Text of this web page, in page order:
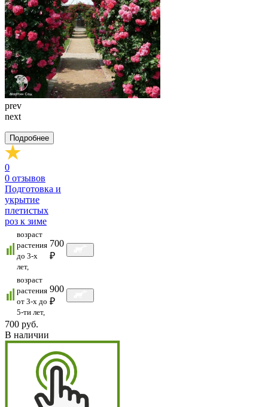
prev
next
Подробнее
0
0 отзывов
Подготовка и
укрытие
плетистых
роз к зиме
возраст
растения
до 3-х
лет,
700
₽
возраст
растения
от 3-х до
5-ти лет,
900
₽
700 руб.
В наличии